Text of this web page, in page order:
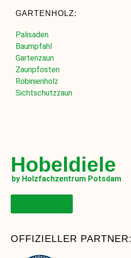
GARTENHOLZ:
Palisaden
Baumpfahl
Gartenzaun
Zaunpfosten
Robinienholz
Sichtschutzzaun
Hobeldiele
by Holzfachzentrum Potsdam
OFFIZIELLER PARTNER: